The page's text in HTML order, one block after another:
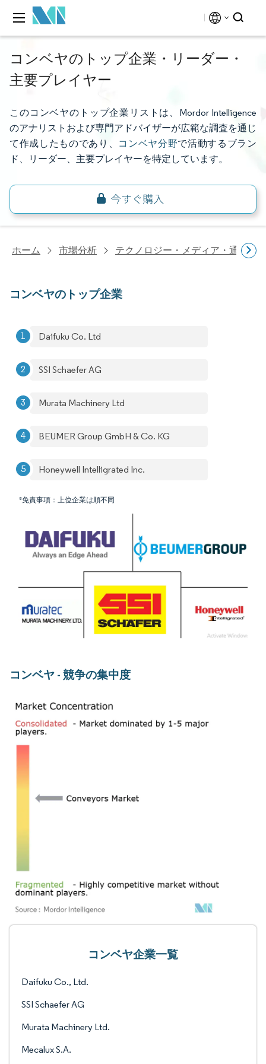
コンベヤのトップ企業・リーダー・
主要プレイヤー
このコンベヤのトップ企業リストは、Mordor Intelligence
のアナリストおよび専門アドバイザーが広範な調査を通じ
て作成したものであり、 コンベヤ分野で活動するブラン
ド、リーダー、主要プレイヤーを特定しています。
ホーム 市場分析 テクノロジー・メディア・通信研
コンベヤのトップ企業
Daifuku Co. Ltd
SSI Schaefer AG
Murata Machinery Ltd
BEUMER Group GmbH & Co. KG
Honeywell Intelligrated Inc.
*免責事項：上位企業は順不同
コンベヤ - 競争の集中度
コンベヤ企業一覧
Daifuku Co., Ltd.
SSI Schaefer AG
Murata Machinery Ltd.
Mecalux S.A.